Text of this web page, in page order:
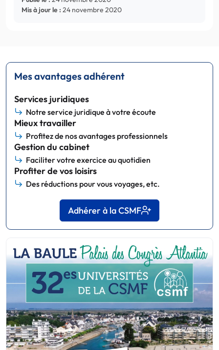
Mis à jour le : 24 novembre 2020
Mes avantages adhérent
Services juridiques
Notre service juridique à votre écoute
Mieux travailler
Profitez de nos avantages professionnels
Gestion du cabinet
Faciliter votre exercice au quotidien
Profiter de vos loisirs
Des réductions pour vous voyages, etc.
Adhérer à la CSMF